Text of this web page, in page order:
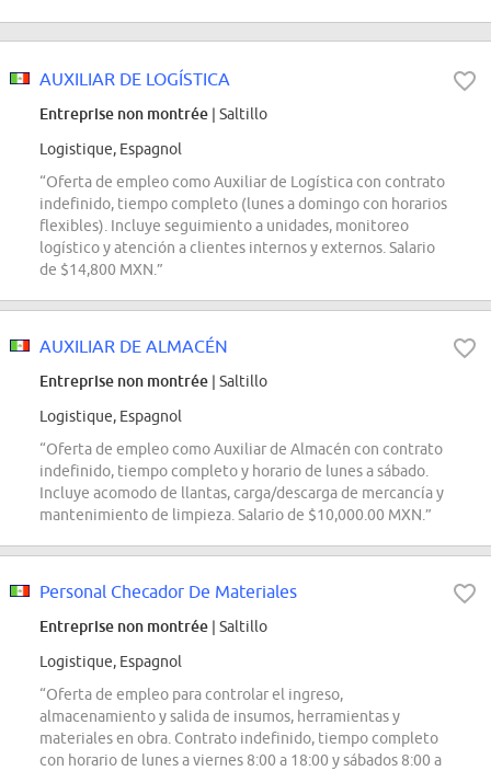
AUXILIAR DE LOGÍSTICA
Entreprise non montrée | Saltillo
Logistique, Espagnol
“Oferta de empleo como Auxiliar de Logística con contrato
indefinido, tiempo completo (lunes a domingo con horarios
flexibles). Incluye seguimiento a unidades, monitoreo
logístico y atención a clientes internos y externos. Salario
de $14,800 MXN.”
AUXILIAR DE ALMACÉN
Entreprise non montrée | Saltillo
Logistique, Espagnol
“Oferta de empleo como Auxiliar de Almacén con contrato
indefinido, tiempo completo y horario de lunes a sábado.
Incluye acomodo de llantas, carga/descarga de mercancía y
mantenimiento de limpieza. Salario de $10,000.00 MXN.”
Personal Checador De Materiales
Entreprise non montrée | Saltillo
Logistique, Espagnol
“Oferta de empleo para controlar el ingreso,
almacenamiento y salida de insumos, herramientas y
materiales en obra. Contrato indefinido, tiempo completo
con horario de lunes a viernes 8:00 a 18:00 y sábados 8:00 a